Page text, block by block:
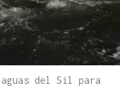
del Sil para